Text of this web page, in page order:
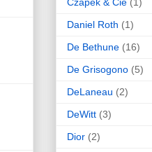
Daniel Roth (1)
De Bethune (16)
De Grisogono (5)
DeLaneau (2)
DeWitt (3)
Dior (2)